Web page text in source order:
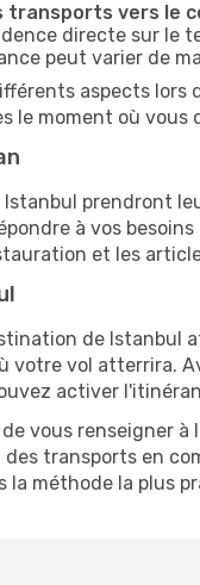
transports vers le
directe sur le
peut varier de
aspects lors
le moment où
Istanbul prendront
à vos
et les
de Istanbul
votre vol atterrira.
activer
vous renseigner
transports en
la méthode la plus